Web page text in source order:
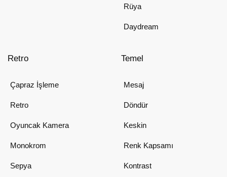
Rüya
Daydream
Retro
Çapraz İşleme
Retro
Oyuncak Kamera
Monokrom
Sepya
Temel
Mesaj
Döndür
Keskin
Renk Kapsamı
Kontrast